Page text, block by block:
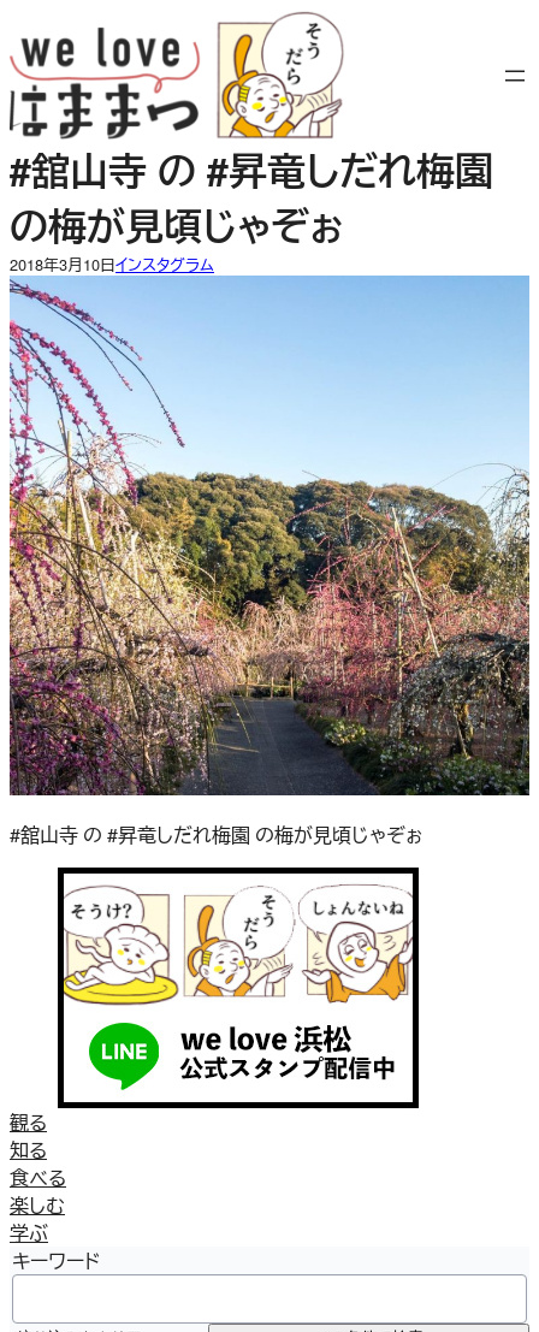
容
を
ス
キ
ッ
プ
#舘山寺 の #昇竜しだれ梅園
の梅が見頃じゃぞぉ
2018年3月10日インスタグラム
#舘山寺 の #昇竜しだれ梅園 の梅が見頃じゃぞぉ
観る
知る
食べる
楽しむ
学ぶ
キーワード